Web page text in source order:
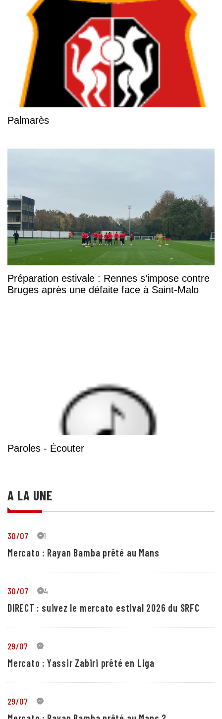
Palmarès
Préparation estivale : Rennes s’impose contre
Bruges après une défaite face à Saint-Malo
Paroles - Écouter
A LA UNE
30/07 21
Mercato : Rayan Bamba prêté au Mans
30/07 24
DIRECT : suivez le mercato estival 2026 du SRFC
29/07 4
Mercato : Yassir Zabiri prêté en Liga
29/07 1